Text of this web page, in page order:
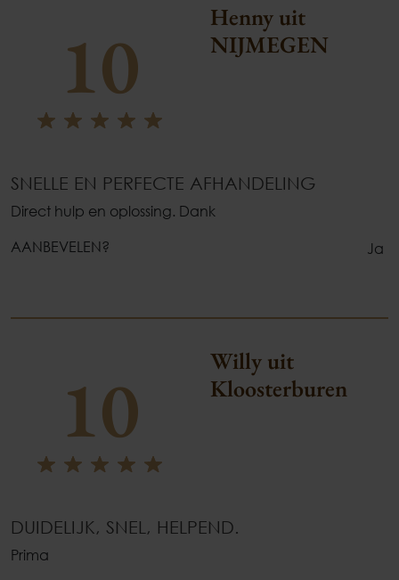
10
Henny uit
NIJMEGEN
SNELLE EN PERFECTE AFHANDELING
Direct hulp en oplossing. Dank
AANBEVELEN?
Ja
10
Willy uit
Kloosterburen
DUIDELIJK, SNEL, HELPEND.
Prima